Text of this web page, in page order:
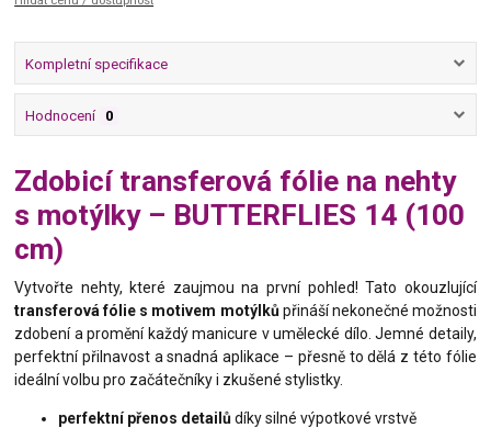
Kompletní specifikace
Hodnocení 0
Zdobicí transferová fólie na nehty
s motýlky – BUTTERFLIES 14 (100
cm)
Vytvořte nehty, které zaujmou na první pohled! Tato okouzlující
transferová fólie s motivem motýlkůpřináší nekonečné možnosti
zdobení a promění každý manicure v umělecké dílo. Jemné detaily,
perfektní přilnavost a snadná aplikace – přesně to dělá z této fólie
ideální volbu pro začátečníky i zkušené stylistky.
perfektní přenos detailůdíky silné výpotkové vrstvě